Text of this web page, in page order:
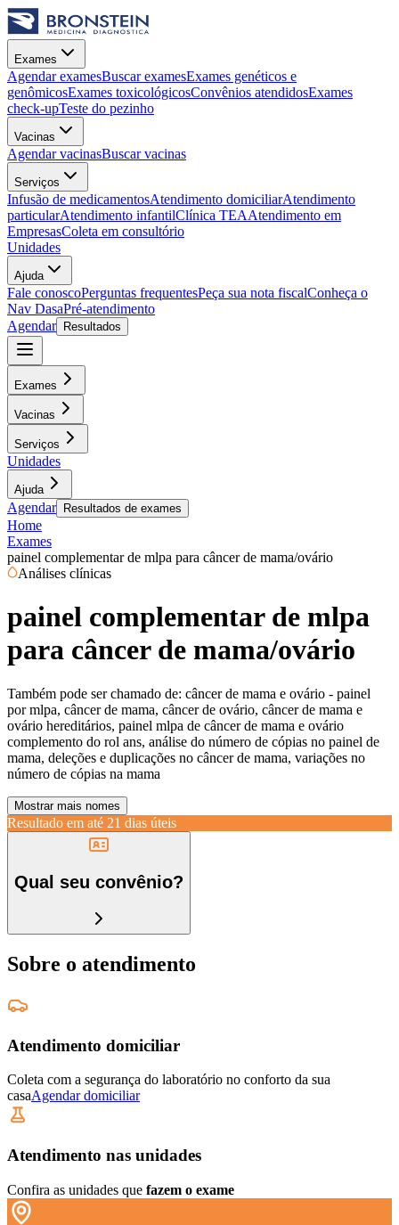
Exames
Agendar examesBuscar examesExames genéticos e
genômicosExames toxicológicosConvênios atendidosExames
check-upTeste do pezinho
Vacinas
Agendar vacinasBuscar vacinas
Serviços
Infusão de medicamentosAtendimento domiciliarAtendimento
particularAtendimento infantilClínica TEAAtendimento em
EmpresasColeta em consultório
Unidades
Ajuda
Fale conoscoPerguntas frequentesPeça sua nota fiscalConheça o
Nav DasaPré-atendimento
Agendar
Resultados
Exames
Vacinas
Serviços
Unidades
Ajuda
Agendar Resultados de exames
Home
Exames
painel complementar de mlpa para câncer de mama/ovário
Análises clínicas
painel complementar de mlpa
para câncer de mama/ovário
Também pode ser chamado de: câncer de mama e ovário - painel
por mlpa, câncer de mama, câncer de ovário, câncer de mama e
ovário hereditários, painel mlpa de câncer de mama e ovário
complemento do rol ans, análise do número de cópias no painel de
mama, deleções e duplicações no câncer de mama, variações no
número de cópias na mama
Mostrar mais nomes
Resultado em até 21 dias úteis
Qual seu convênio?
Sobre o atendimento
Atendimento domiciliar
Coleta com a segurança do laboratório no conforto da sua
casaAgendar domiciliar
Atendimento nas unidades
Confira as unidades que fazem o exame